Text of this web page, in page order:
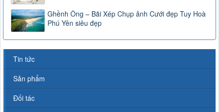
Ghềnh Ông – Bãi Xép Chụp ảnh Cưới đẹp Tuy Hoà
Phú Yên siêu đẹp
Tin tức
Sản phẩm
Đối tác